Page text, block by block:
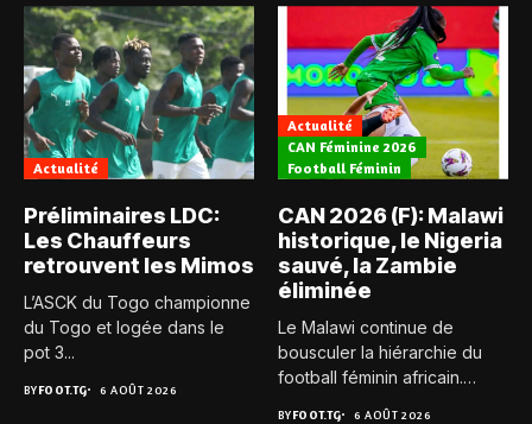
Actualité
Préliminaires LDC:
Les Chauffeurs
retrouvent les Mimos
L’ASCK du Togo championne
du Togo et logée dans le
pot 3...
BYFOOT.TG 6 AOÛT 2026
Actualité
CAN Féminine 2026
Football Féminin
CAN 2026 (F): Malawi
historique, le Nigeria
sauvé, la Zambie
éliminée
Le Malawi continue de
bousculer la hiérarchie du
football féminin africain.
BYFOOT.TG 6 AOÛT 2026